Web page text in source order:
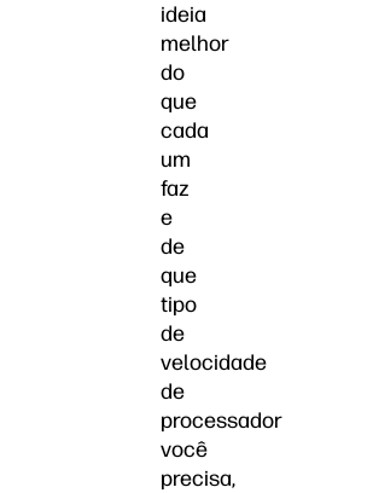
ideia
melhor
do
que
cada
um
faz
e
de
que
tipo
de
velocidade
de
processador
você
precisa,